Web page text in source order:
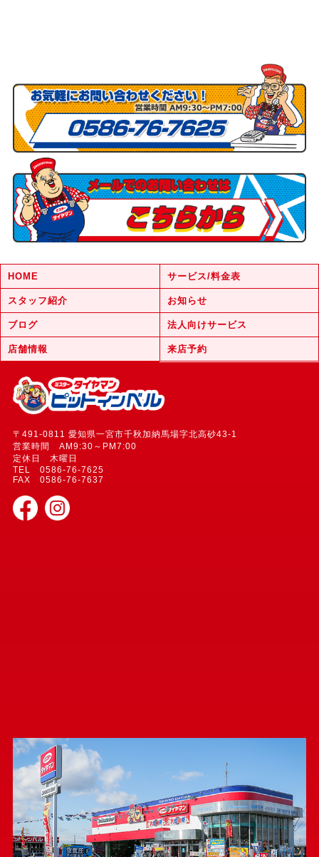
HOME サービス/料金表
スタッフ紹介 お知らせ
ブログ 法人向けサービス
店舗情報 来店予約
〒491-0811 愛知県一宮市千秋加納馬場字北高砂43-1
営業時間 AM9:30～PM7:00
定休日 木曜日
TEL 0586-76-7625
FAX 0586-76-7637